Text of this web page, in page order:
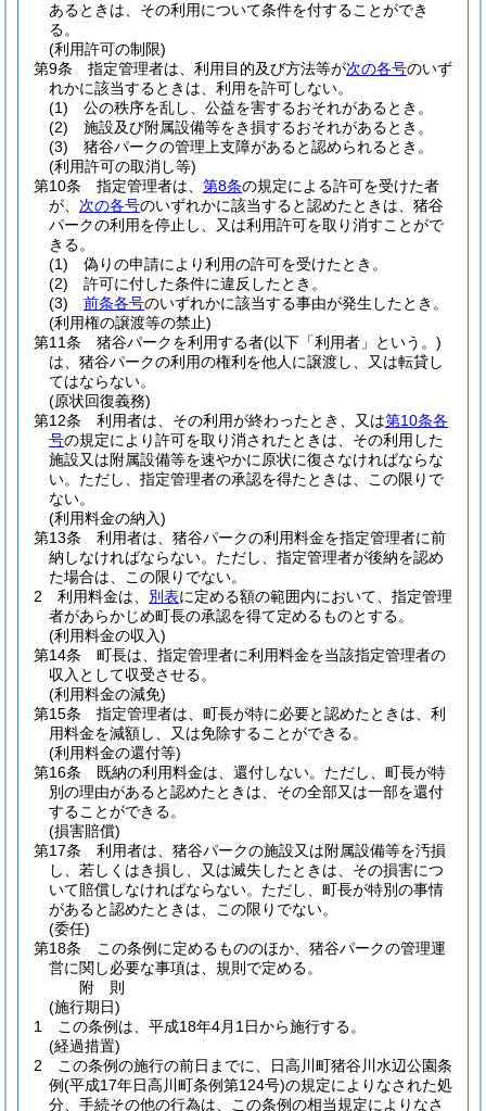
あるときは、その利用について条件を付することができ
る。
(利用許可の制限)
第9条
指定管理者は、利用目的及び方法等が次の各号のいず
れかに該当するときは、利用を許可しない。
(1)
公の秩序を乱し、公益を害するおそれがあるとき。
(2)
施設及び附属設備等をき損するおそれがあるとき。
(3)
猪谷パークの管理上支障があると認められるとき。
(利用許可の取消し等)
第10条
指定管理者は、 第8条の規定による許可を受けた者
が、 次の各号のいずれかに該当すると認めたときは、猪谷
パークの利用を停止し、又は利用許可を取り消すことがで
きる。
(1)
偽りの申請により利用の許可を受けたとき。
(2)
許可に付した条件に違反したとき。
(3)
前条各号のいずれかに該当する事由が発生したとき。
(利用権の譲渡等の禁止)
第11条
猪谷パークを利用する者(以下「利用者」という。)
は、猪谷パークの利用の権利を他人に譲渡し、又は転貸し
てはならない。
(原状回復義務)
第12条
利用者は、その利用が終わったとき、又は第10条各
号の規定により許可を取り消されたときは、その利用した
施設又は附属設備等を速やかに原状に復さなければならな
い。 ただし、指定管理者の承認を得たときは、この限りで
ない。
(利用料金の納入)
第13条
利用者は、猪谷パークの利用料金を指定管理者に前
納しなければならない。 ただし、指定管理者が後納を認め
た場合は、この限りでない。
2
利用料金は、 別表に定める額の範囲内において、指定管理
者があらかじめ町長の承認を得て定めるものとする。
(利用料金の収入)
第14条
町長は、指定管理者に利用料金を当該指定管理者の
収入として収受させる。
(利用料金の減免)
第15条
指定管理者は、町長が特に必要と認めたときは、利
用料金を減額し、又は免除することができる。
(利用料金の還付等)
第16条
既納の利用料金は、還付しない。 ただし、町長が特
別の理由があると認めたときは、その全部又は一部を還付
することができる。
(損害賠償)
第17条
利用者は、猪谷パークの施設又は附属設備等を汚損
し、若しくはき損し、又は滅失したときは、その損害につ
いて賠償しなければならない。 ただし、町長が特別の事情
があると認めたときは、この限りでない。
(委任)
第18条
この条例に定めるもののほか、猪谷パークの管理運
営に関し必要な事項は、規則で定める。
附 則
(施行期日)
1
この条例は、平成18年4月1日から施行する。
(経過措置)
2
この条例の施行の前日までに、日高川町猪谷川水辺公園条
例(平成17年日高川町条例第124号)の規定によりなされた処
分、手続その他の行為は、この条例の相当規定によりなさ